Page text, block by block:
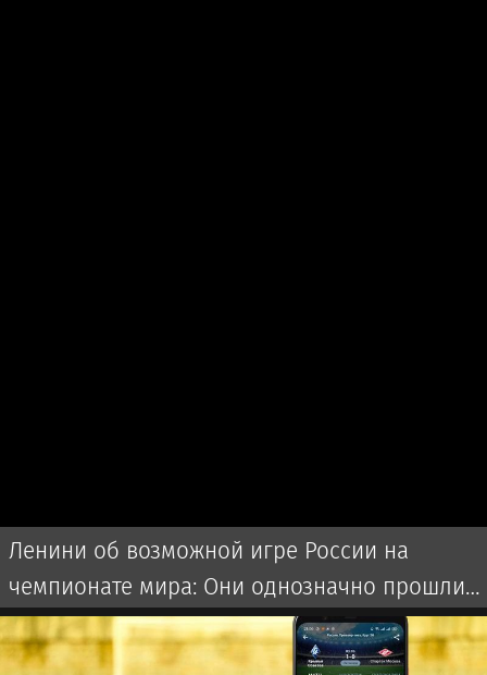
Ленини об возможной игре России на
чемпионате мира: Они однозначно прошли
бы далеко